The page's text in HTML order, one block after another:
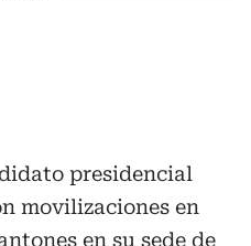
presidencial
movilizaciones en
en su sede de